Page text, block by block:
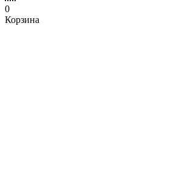
0
Корзина